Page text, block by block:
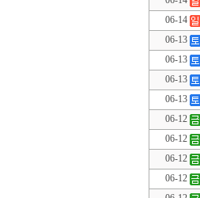
06-14
06-13
06-13
06-13
06-13
06-12
06-12
06-12
06-12